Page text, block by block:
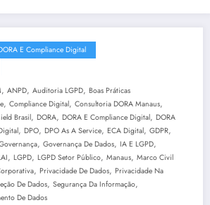
E Compliance Digital
, ANPD, Auditoria LGPD, Boas Práticas
, Compliance Digital, Consultoria DORA Manaus,
Brasil, DORA, DORA E Compliance Digital, DORA
, DPO, DPO As A Service, ECA Digital, GDPR,
, Governança De Dados, IA E LGPD,
, LGPD, LGPD Setor Público, Manaus, Marco Civil
, Privacidade De Dados, Privacidade Na
De Dados, Segurança Da Informação,
De Dados